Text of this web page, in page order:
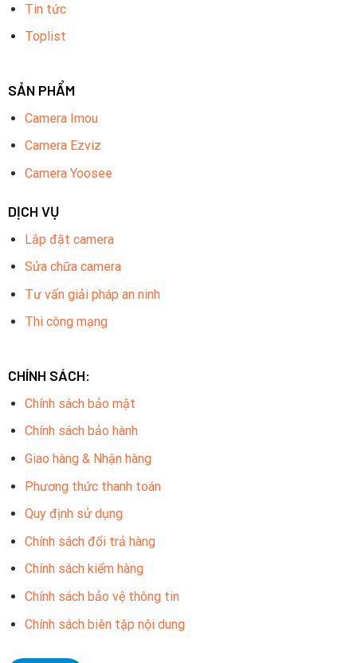
Tin tức
Toplist
SẢN PHẨM
Camera Imou
Camera Ezviz
Camera Yoosee
DỊCH VỤ
Lắp đặt camera
Sửa chữa camera
Tư vấn giải pháp an ninh
Thi công mạng
CHÍNH SÁCH:
Chính sách bảo mật
Chính sách bảo hành
Giao hàng & Nhận hàng
Phương thức thanh toán
Quy định sử dụng
Chính sách đổi trả hàng
Chính sách kiểm hàng
Chính sách bảo vệ thông tin
Chính sách biên tập nội dung